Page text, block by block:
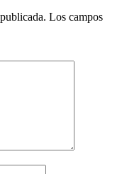
Los campos